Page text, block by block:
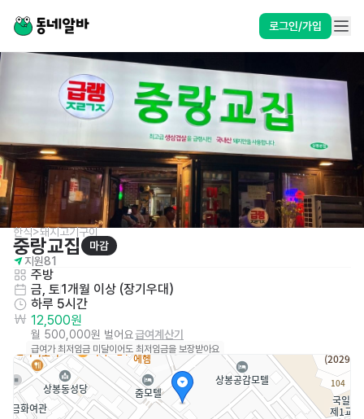
로그인/가입
한식>돼지고기구이
중랑교집
마감
지원81
주방
금, 토1개월 이상 (장기우대)
하루 5시간
12,500원
월 500,000원 벌어요급여계산기
급여가 최저임금 미달이어도 최저임금을 보장받아요